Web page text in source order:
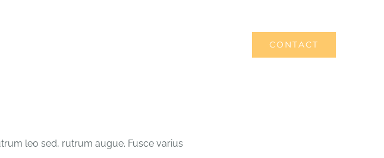
CONTACT
leo sed, rutrum augue. Fusce varius